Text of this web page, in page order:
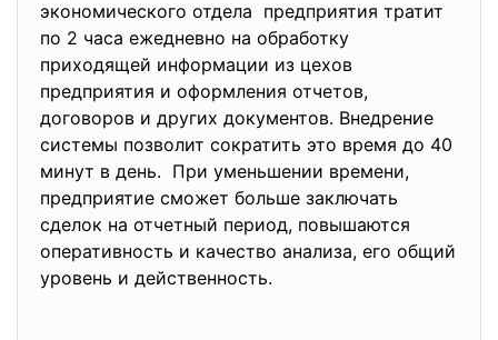
экономического отдела предприятия тратит
по 2 часа ежедневно на обработку
приходящей информации из цехов
предприятия и оформления отчетов,
договоров и других документов. Внедрение
системы позволит сократить это время до 40
минут в день. При уменьшении времени,
предприятие сможет больше заключать
сделок на отчетный период, повышаются
оперативность и качество анализа, его общий
уровень и действенность.